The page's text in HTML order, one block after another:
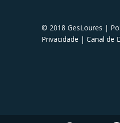
© 2018 GesLoures |
Privacidade |Canal de